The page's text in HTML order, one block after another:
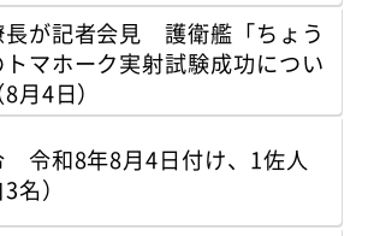
長が記者会見 護衛艦「ちょう
マホーク実射試験成功につい
月4日）
令和8年8月4日付け、1佐人
名）